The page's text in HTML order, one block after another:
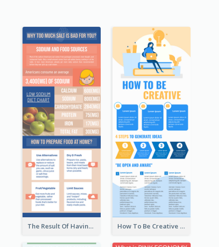
The Result Of Having Excessive Salt Infographic Design How To Be Creative Infographic